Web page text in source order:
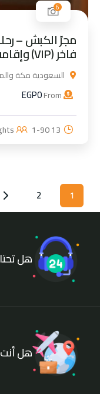
6
فاخر (VIP) وإقامة مطولة 1447 هـ
السعودية مكة
EGP0
13 Days - 13 Nights
1-90
1
2
هل
هل